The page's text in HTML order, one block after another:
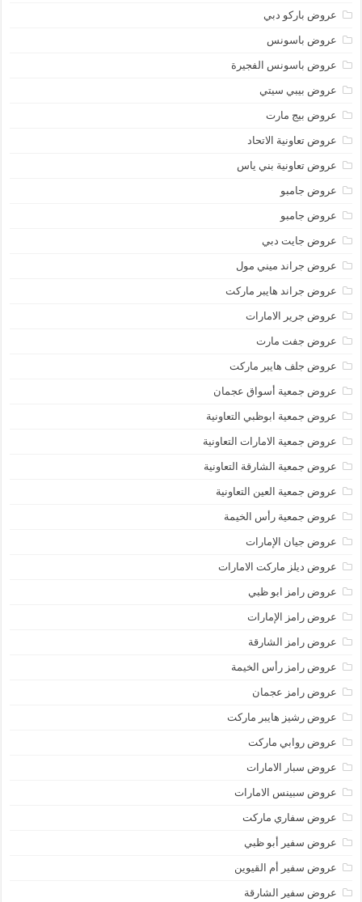
عروض باركو دبي
عروض باسونس
عروض باسونس الفجيرة
عروض بيبي سيتي
عروض بيج مارت
عروض تعاونية الاتحاد
عروض تعاونية بني ياس
عروض جامبو
عروض جامبو
عروض جايت دبي
عروض جراند ميني مول
عروض جراند هايبر ماركت
عروض جرير الامارات
عروض جفت مارت
عروض جلف هايبر ماركت
عروض جمعية أسواق عجمان
عروض جمعية ابوظبي التعاونية
عروض جمعية الامارات التعاونية
عروض جمعية الشارقة التعاونية
عروض جمعية العين التعاونية
عروض جمعية رأس الخيمة
عروض جيان الإمارات
عروض ديلز ماركت الامارات
عروض رامز ابو ظبي
عروض رامز الإمارات
عروض رامز الشارقة
عروض رامز رأس الخيمة
عروض رامز عجمان
عروض رشيز هايبر ماركت
عروض روابي ماركت
عروض سبار الامارات
عروض سبينس الامارات
عروض سفاري ماركت
عروض سفير أبو ظبي
عروض سفير أم القيوين
عروض سفير الشارقة